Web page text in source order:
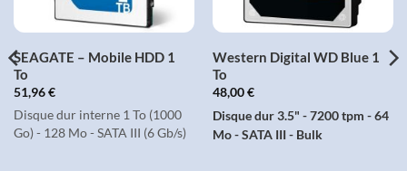
SEAGATE – Mobile HDD 1
To
51,96€
Disque dur interne 1 To (1000
Go) - 128 Mo - SATA III (6 Gb/s)
Western Digital WD Blue 1
To
48,00€
Disque dur 3.5" - 7200 tpm - 64
Mo - SATA III - Bulk